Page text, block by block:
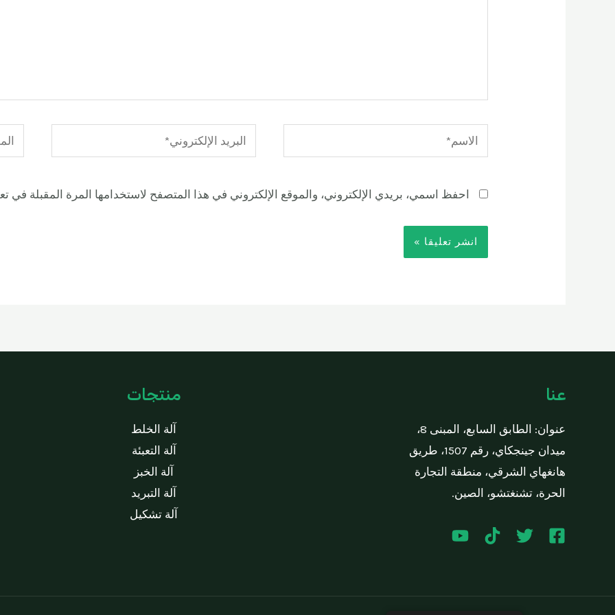
الاسم*
البريد
الإلكتروني*
الموقع
احفظ اسمي، بريدي الإلكتروني، والموقع الإلكتروني في هذا المتصفح لاستخدامها المرة المقبلة في
عنا
عنوان: الطابق السابع، المبنى 8،
ميدان جينجكاي، رقم 1507، طريق
هانغهاي الشرقي، منطقة التجارة
الحرة، تشنغتشو، الصين.
منتجات
آلة الخلط
آلة التعبئة
آلة الخبز
آلة التبريد
آلة تشكيل